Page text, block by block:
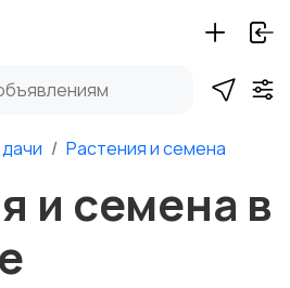
Растения и семена
и семена в